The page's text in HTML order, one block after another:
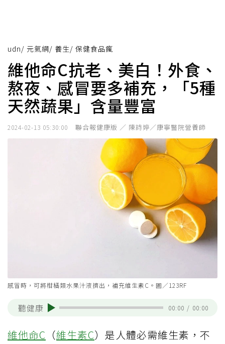
udn/ 元氣網/ 養生/ 保健食品瘋
維他命C抗老、美白！外食、
熬夜、感冒要多補充，「5種
天然蔬果」含量豐富
2024-02-13 05:30:00 聯合報健康版 ／ 陳詩婷／康寧醫院營養師
感冒時，可將柑橘類水果汁液擠出，補充維生素C。圖／123RF
聽健康 00:00 / 00:00
維他命C （維生素C）是人體必需維生素，不